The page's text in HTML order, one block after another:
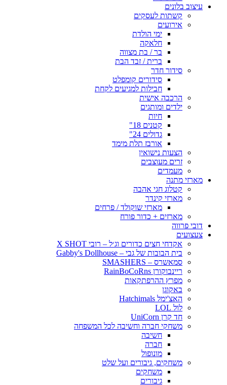
עיצוב בלונים
קשתות לעסקים
אירועים
ימי הולדת
חלאקה
בר / בת מצווה
ברית / זבד הבת
סידור חדר
סידורים קומפלט
חבילות למגיעים לקחת
הרכבה אישית
ילדים ומותגים
חיות
קטנים 18"
גדולים 24"
אורבז תלת מימד
הצעות נישואין
זרים מעוצבים
מעמדים
מארזי מתנה
קטלוג חגי אהבה
מארזי קינדר
מארזי שוקולד / פרחים
מארזים + כדור פורח
דובי פרווה
צעצועים
אקדחי חצים כדורים וג׳ל – רובי X SHOT
בית הבובות של גבי – Gabby's Dollhouse
סמאשרס – SMASHERS
ריינבוקורן RainBoCoRns
מפרץ ההרפתקאות
באקוגן
האצ'ימל Hatchimals
לול LOL
חד קרן UniCorn
משחקי חברה וחשיבה לכל המשפחה
חשיבה
חברה
מונופול
משחקים, גיבורים ועל שלט
משחקים
גיבורים